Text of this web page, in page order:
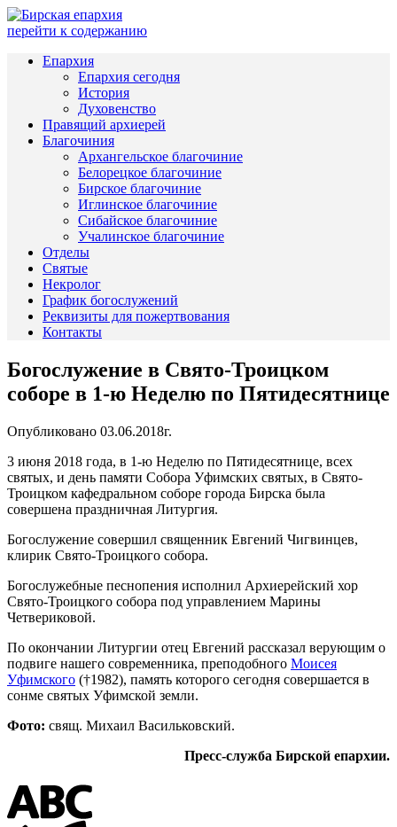
перейти к содержанию
Епархия
Епархия сегодня
История
Духовенство
Правящий архиерей
Благочиния
Архангельское благочиние
Белорецкое благочиние
Бирское благочиние
Иглинское благочиние
Сибайское благочиние
Учалинское благочиние
Отделы
Святые
Некролог
График богослужений
Реквизиты для пожертвования
Контакты
Богослужение в Свято-Троицком
соборе в 1-ю Неделю по Пятидесятнице
Опубликовано 03.06.2018г.
3 июня 2018 года, в 1-ю Неделю по Пятидесятнице, всех
святых, и день памяти Собора Уфимских святых, в Свято-
Троицком кафедральном соборе города Бирска была
совершена праздничная Литургия.
Богослужение совершил священник Евгений Чигвинцев,
клирик Свято-Троицкого собора.
Богослужебные песнопения исполнил Архиерейский хор
Свято-Троицкого собора под управлением Марины
Четвериковой.
По окончании Литургии отец Евгений рассказал верующим о
подвиге нашего современника, преподобного Моисея
Уфимского (†1982), память которого сегодня совершается в
сонме святых Уфимской земли.
Фото: свящ. Михаил Васильковский.
Пресс-служба Бирской епархии.